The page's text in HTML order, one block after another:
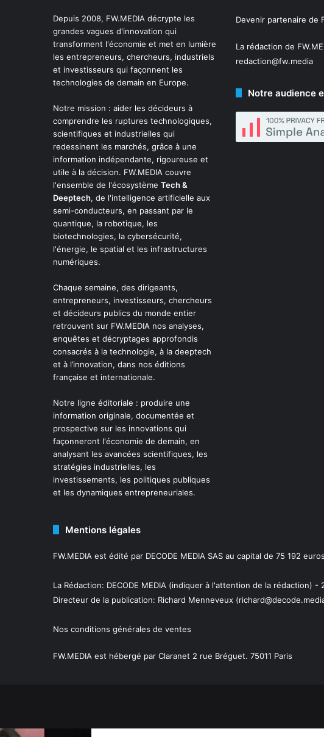
Depuis 2008, FW.MEDIA décrypte les
grandes vagues d'innovation qui
transforment l'économie et met en lumière
les entrepreneurs, chercheurs, industriels
et investisseurs qui façonnent les
technologies de demain en Europe.
Notre mission : aider les décideurs à
comprendre les ruptures technologiques,
scientifiques et industrielles qui
redessinent les marchés, grâce à une
information indépendante, rigoureuse et
utile à la décision. FW.MEDIA couvre
l'ensemble de l'écosystème Tech &
Deeptech, de l'intelligence artificielle aux
semi-conducteurs, en passant par le
quantique, la robotique, les
biotechnologies, la cybersécurité,
l'énergie, le spatial et les infrastructures
numériques.
Chaque semaine, des dirigeants,
entrepreneurs, investisseurs, chercheurs
et décideurs publics du monde entier
retrouvent sur FW.MEDIA nos analyses,
enquêtes et décryptages approfondis
consacrés à la technologie, à la deeptech
et à l’innovation, dans nos éditions
française et internationale.
Notre ligne éditoriale : produire une
information originale, documentée et
prospective sur les innovations qui
façonneront l'économie de demain, en
analysant les avancées scientifiques, les
stratégies industrielles, les
investissements, les politiques publiques
et les dynamiques entrepreneuriales.
Devenir partenaire de
La rédaction de
redaction@fw.media
Notre audience
Mentions légales
FW.MEDIA est édité par DECODE MEDIA SAS au capital de 75 192
La Rédaction: DECODE MEDIA (indiquer à l'attention de la rédaction)
Directeur de la publication: Richard Menneveux
Nos conditions générales de ventes
FW.MEDIA est hébergé par Claranet 2 rue Bréguet. 75011 Paris